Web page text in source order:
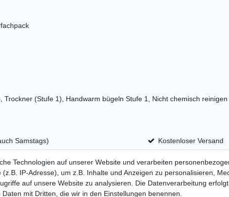
Trockner (Stufe 1), Handwarm bügeln Stufe 1, Nicht chemisch reinigen
Samstags) Kostenloser Versand
Impressum Daten­schutz­erklärung AGB Widerrufs­recht
Technologien auf unserer Website und verarbeiten
IP-Adresse), um z.B. Inhalte und Anzeigen zu personalisieren,
auf unsere Website zu analysieren. Die Datenverarbeitung
mit Dritten, die wir in den Einstellungen benennen.